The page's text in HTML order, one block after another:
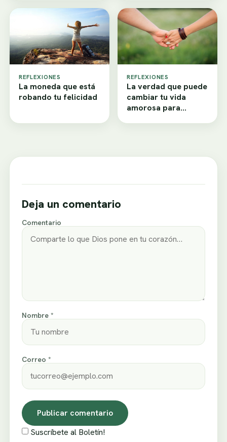
REFLEXIONES
La moneda que está
robando tu felicidad
REFLEXIONES
La verdad que puede
cambiar tu vida
amorosa para
Deja un comentario
Comentario
Nombre *
Correo *
Suscríbete al Boletín!